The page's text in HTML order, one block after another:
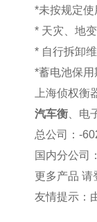
*未按规定
* 天灾、地
* 自行拆卸
*蓄电池保用
上海侦权
汽车衡 、
总公司
：-
国内分公司
更多产品 请
友情提示：